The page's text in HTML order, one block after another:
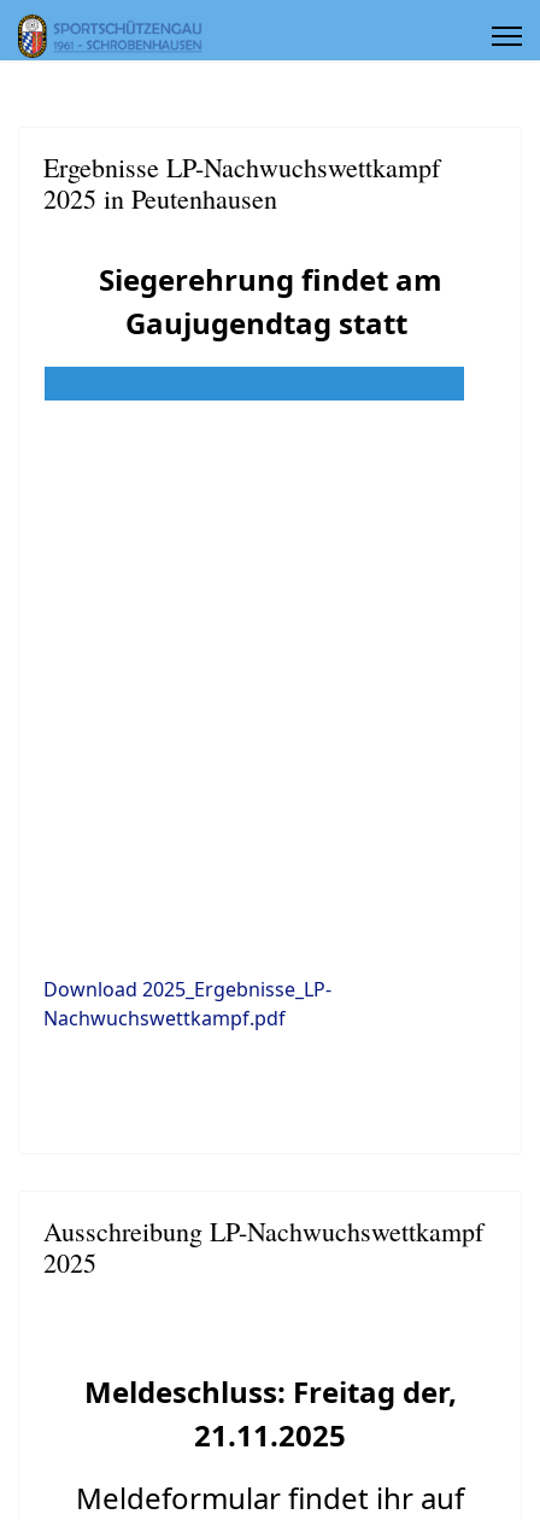
Ergebnisse LP-Nachwuchswettkampf
2025 in Peutenhausen
Siegerehrung findet am
Gaujugendtag statt
Download 2025_Ergebnisse_LP-
Nachwuchswettkampf.pdf
Ausschreibung LP-Nachwuchswettkampf
2025
Meldeschluss: Freitag der,
21.11.2025
Meldeformular findet ihr auf